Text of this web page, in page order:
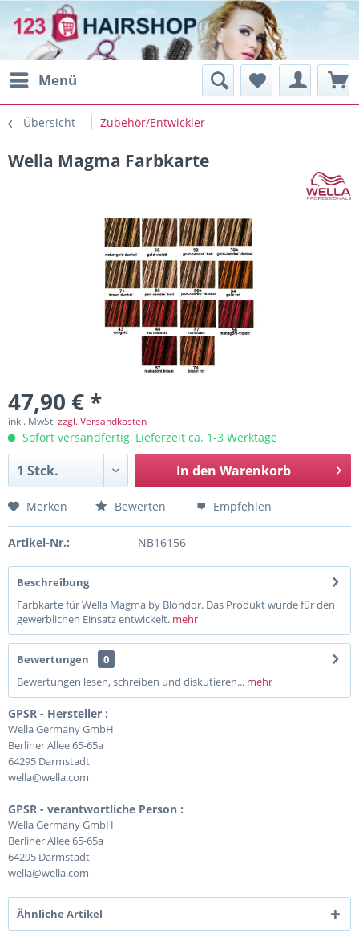
Menü
Übersicht Zubehör/Entwickler
Wella Magma Farbkarte
47,90 € *
inkl. MwSt.zzgl. Versandkosten
Sofort versandfertig, Lieferzeit ca. 1-3 Werktage
In den Warenkorb
Merken Bewerten Empfehlen
Artikel-Nr.: NB16156
Beschreibung
Farbkarte für Wella Magma by Blondor. Das Produkt wurde für den
gewerblichen Einsatz entwickelt. mehr
Bewertungen
0
Bewertungen lesen, schreiben und diskutieren... mehr
GPSR - Hersteller :
Wella Germany GmbH
Berliner Allee 65-65a
64295 Darmstadt
wella@wella.com
GPSR - verantwortliche Person :
Wella Germany GmbH
Berliner Allee 65-65a
64295 Darmstadt
wella@wella.com
Ähnliche Artikel